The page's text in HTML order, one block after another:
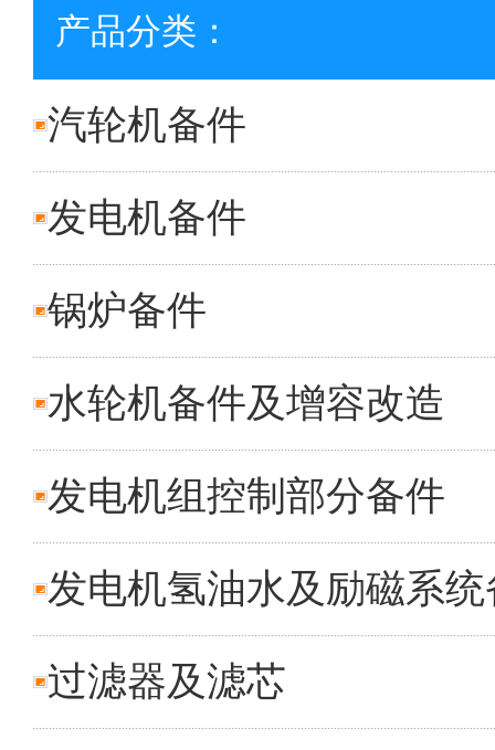
产品分类：
汽轮机备件
发电机备件
锅炉备件
水轮机备件及增容改造
发电机组控制部分备件
发电机氢油水及励磁系统
过滤器及滤芯